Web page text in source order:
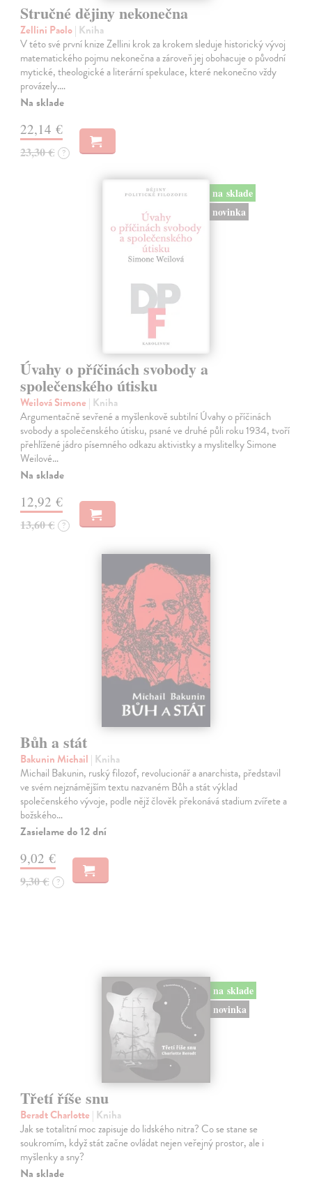
Stručné dějiny nekonečna
Zellini Paolo| Kniha
V této své první knize Zellini krok za krokem sleduje historický vývoj
matematického pojmu nekonečna a zároveň jej obohacuje o původní
mytické, theologické a literární spekulace, které nekonečno vždy
provázely.…
Na sklade
22,14 €
23,30 € ?
na sklade
novinka
Úvahy o příčinách svobody a
společenského útisku
Weilová Simone | Kniha
Argumentačně sevřené a myšlenkově subtilní Úvahy o příčinách
svobody a společenského útisku, psané ve druhé půli roku 1934, tvoří
přehlížené jádro písemného odkazu aktivistky a myslitelky Simone
Weilové…
Na sklade
12,92 €
13,60 € ?
Bůh a stát
Bakunin Michail | Kniha
Michail Bakunin, ruský filozof, revolucionář a anarchista, představil
ve svém nejznámějším textu nazvaném Bůh a stát výklad
společenského vývoje, podle nějž člověk překonává stadium zvířete a
božského…
Zasielame do 12 dní
9,02 €
9,30 € ?
na sklade
novinka
Třetí říše snu
Beradt Charlotte | Kniha
Jak se totalitní moc zapisuje do lidského nitra? Co se stane se
soukromím, když stát začne ovládat nejen veřejný prostor, ale i
myšlenky a sny?
Na sklade